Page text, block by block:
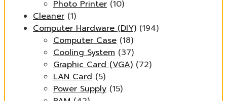
Photo Printer (10)
Cleaner (1)
Computer Hardware (DIY) (194)
Computer Case (18)
Cooling System (37)
Graphic Card (VGA) (72)
LAN Card (5)
Power Supply (15)